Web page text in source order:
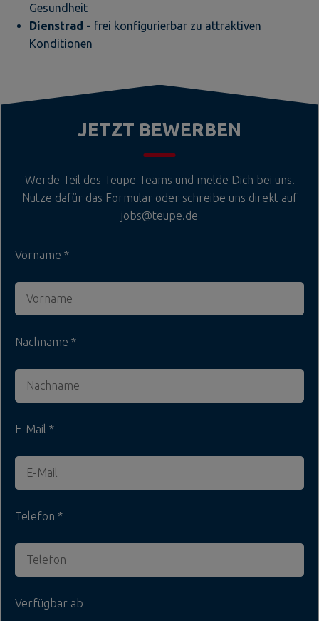
Gesundheit
Dienstrad - frei konfigurierbar zu attraktiven
Konditionen
JETZT BEWERBEN
Werde Teil des Teupe Teams und melde Dich bei uns.
Nutze dafür das Formular oder schreibe uns direkt auf
jobs@teupe.de
Vorname
Nachname
E-Mail
Telefon
Verfügbar ab